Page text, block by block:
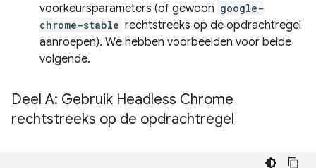
voorkeursparameters (of gewoon google-
chrome-stable rechtstreeks op de opdrachtregel
aanroepen). We hebben voorbeelden voor beide
volgende.
Deel A: Gebruik Headless Chrome
rechtstreeks op de opdrachtregel